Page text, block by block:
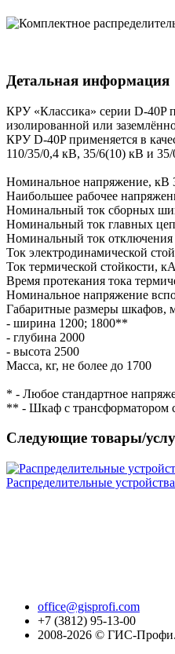
Детальная информация
КРУ «Классика» серии D-40P
изолированной или
КРУ D-40P применяется в
110/35/0,4 кВ, 35/6(10) кВ и 35/
Номинальное напряжение, кВ
Наибольшее рабочее
Номинальный ток сборных
Номинальный ток главных
Номинальный ток
Ток электродинамической
Ток термической стойкости,
Время протекания тока
Номинальное напряжение
Габаритные размеры шкафов,
- ширина 1200; 1800**
- глубина 2000
- высота 2500
Масса, кг, не более до 1700
* - Любое стандартное
** - Шкаф с трансформатором
Следующие товары/
Распределительные
office@gisprofi.com
+7 (3812) 95-13-00
2008-2026 © ГИС-